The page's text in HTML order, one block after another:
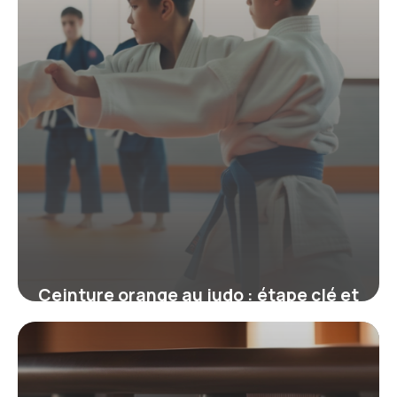
Ceinture orange au judo : étape clé et
exigences pour progresser
19 juin 2026